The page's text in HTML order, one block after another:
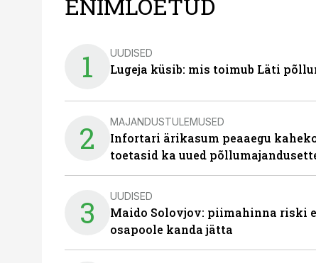
1 UUDISED
Lugeja küsib: mis toimub Läti
2 MAJANDUSTULEMUSED
Infortari ärikasum peaaegu
toetasid ka uued
3 UUDISED
Maido Solovjov: piimahinna riski
osapoole kanda jätta